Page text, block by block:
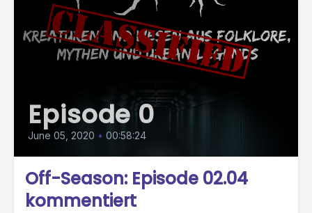
Episode 0
June 05, 2020 • 00:58:24
Off-Season: Episode 02.04
kommentiert